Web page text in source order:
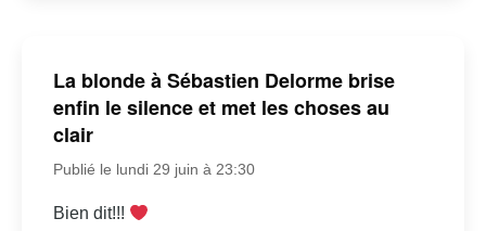
La blonde à Sébastien Delorme brise
enfin le silence et met les choses au
clair
Publié le lundi 29 juin à 23:30
Bien dit!!!